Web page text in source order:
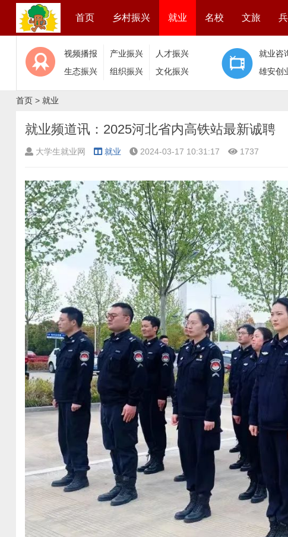
首页 乡村振兴 就业 名校 文旅
视频播报 产业振兴
人才振兴
生态振兴
组织振兴 文化振兴
就业咨
雄安创
首页 > 就业
就业频道讯：2025河北省内高铁站最新诚聘
大学生就业网 就业 2024-03-17 10:31:17 1737